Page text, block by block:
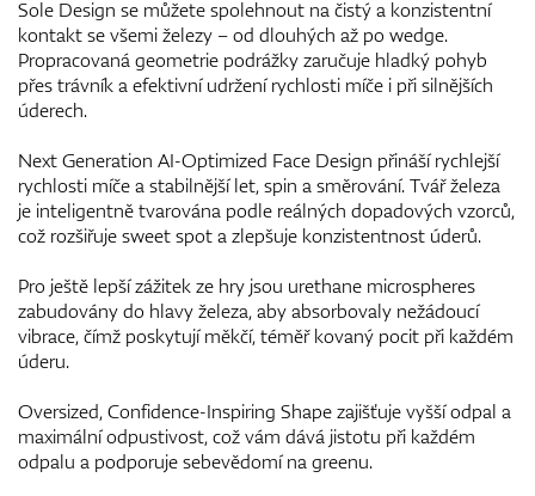
Sole Design se můžete spolehnout na čistý a konzistentní
kontakt se všemi železy – od dlouhých až po wedge.
Propracovaná geometrie podrážky zaručuje hladký pohyb
přes trávník a efektivní udržení rychlosti míče i při silnějších
úderech.
Next Generation AI-Optimized Face Design přináší rychlejší
rychlosti míče a stabilnější let, spin a směrování. Tvář železa
je inteligentně tvarována podle reálných dopadových vzorců,
což rozšiřuje sweet spot a zlepšuje konzistentnost úderů.
Pro ještě lepší zážitek ze hry jsou urethane microspheres
zabudovány do hlavy železa, aby absorbovaly nežádoucí
vibrace, čímž poskytují měkčí, téměř kovaný pocit při každém
úderu.
Oversized, Confidence-Inspiring Shape zajišťuje vyšší odpal a
maximální odpustivost, což vám dává jistotu při každém
odpalu a podporuje sebevědomí na greenu.